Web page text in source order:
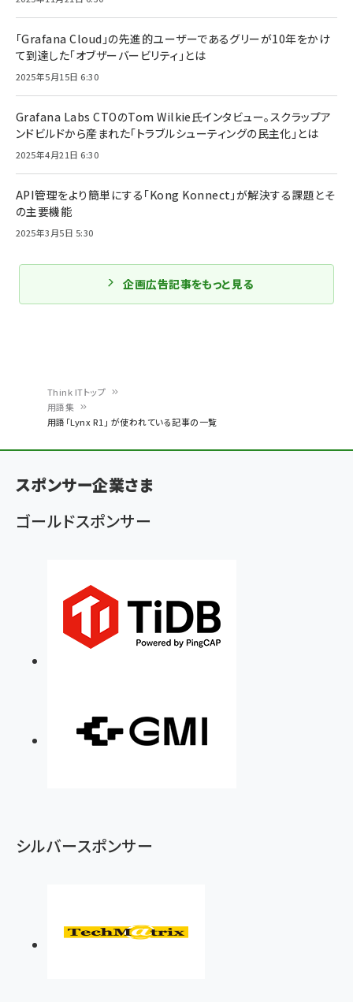
ン
く
ず
Think ITトップ
用語集
用語「Lynx R1」 が使われている記事の一覧
「Grafana Cloud」の先進的ユーザーであるグリーが10年をかけ
て到達した「オブザーバービリティ」とは
2025年5月15日 6:30
Grafana Labs CTOのTom Wilkie氏インタビュー。スクラップア
ンドビルドから産まれた「トラブルシューティングの民主化」とは
2025年4月21日 6:30
API管理をより簡単にする「Kong Konnect」が解決する課題とそ
の主要機能
2025年3月5日 5:30
企画広告記事をもっと見る
スポンサー企業さま
ゴールドスポンサー
シルバースポンサー